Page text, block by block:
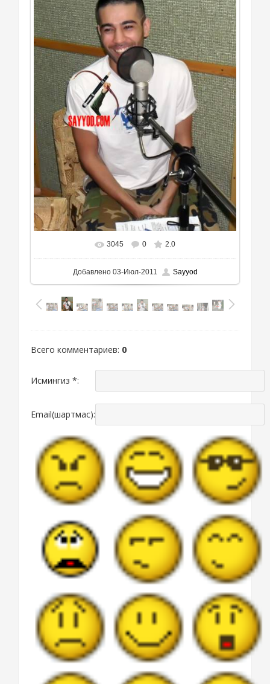
В реальном размере 400x507
3045 0 2.0
Добавлено03-Июл-2011 Sayyod
Всего комментариев: 0
Исмингиз *:
Email(шартмас):